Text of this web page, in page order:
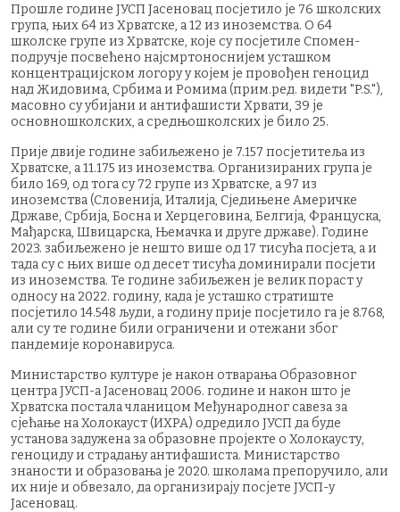
Прошле године ЈУСП Јасеновац посјетило је 76 школских
група, њих 64 из Хрватске, а 12 из иноземства. О 64
школске групе из Хрватске, које су посјетиле Спомен-
подручје посвећено најсмртоноснијем усташком
концентрацијском логору у којем је провођен геноцид
над Жидовима, Србима и Ромима (прим.ред. видети "P.S."),
масовно су убијани и антифашисти Хрвати, 39 је
основношколских, а средњошколских је било 25.
Прије двије године забиљежено је 7.157 посјетитеља из
Хрватске, а 11.175 из иноземства. Организираних група је
било 169, од тога су 72 групе из Хрватске, а 97 из
иноземства (Словенија, Италија, Сједињене Америчке
Државе, Србија, Босна и Херцеговина, Белгија, Француска,
Мађарска, Швицарска, Њемачка и друге државе). Године
2023. забиљежено је нешто више од 17 тисућа посјета, а и
тада су с њих више од десет тисућа доминирали посјети
из иноземства. Те године забиљежен је велик пораст у
односу на 2022. годину, када је усташко стратиште
посјетило 14.548 људи, а годину прије посјетило га је 8.768,
али су те године били ограничени и отежани због
пандемије коронавируса.
Министарство културе је након отварања Образовног
центра ЈУСП-а Јасеновац 2006. године и након што је
Хрватска постала чланицом Међународног савеза за
сјећање на Холокауст (ИХРА) одредило ЈУСП да буде
установа задужена за образовне пројекте о Холокаусту,
геноциду и страдању антифашиста. Министарство
знаности и образовања је 2020. школама препоручило, али
их није и обвезало, да организирају посјете ЈУСП-у
Јасеновац.